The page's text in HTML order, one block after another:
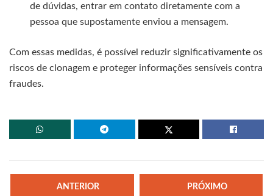
de dúvidas, entrar em contato diretamente com a
pessoa que supostamente enviou a mensagem.
Com essas medidas, é possível reduzir significativamente os
riscos de clonagem e proteger informações sensíveis contra
fraudes.
ANTERIOR PRÓXIMO